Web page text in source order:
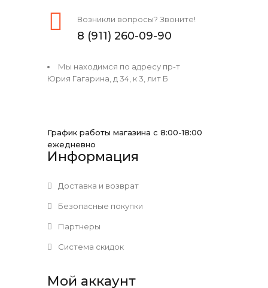
Возникли вопросы? Звоните!
8 (911) 260-09-90
Мы находимся по адресу пр-т
Юрия Гагарина, д 34, к 3, лит Б
График работы магазина с 8:00-18:00
ежедневно
Информация
Доставка и возврат
Безопасные покупки
Партнеры
Система скидок
Мой аккаунт